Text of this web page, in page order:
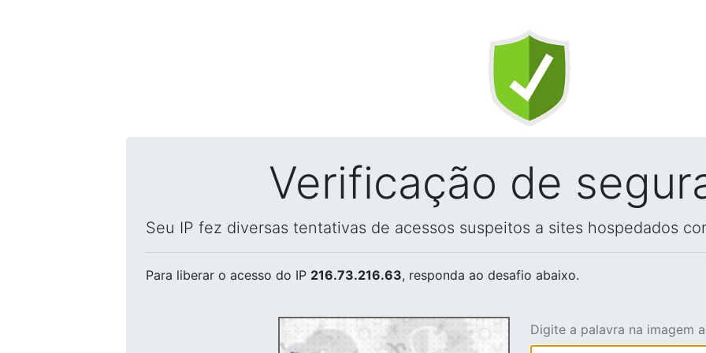
Verificação de
Seu IP fez diversas tentativas de acessos suspeitos a sites hospedados
Para liberar o acesso do IP 216.73.216.63, responda ao desafio abaixo.
Digite a palavra na imagem